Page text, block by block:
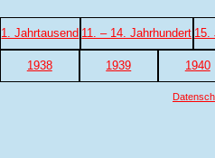
1. Jahrtausend 11. – 14. Jahrhundert 15.
1938 1939 1940